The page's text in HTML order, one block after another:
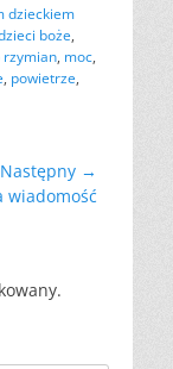
dzieckiem
boże,
rzymian, moc,
, powietrze,
Następny →
wiadomość